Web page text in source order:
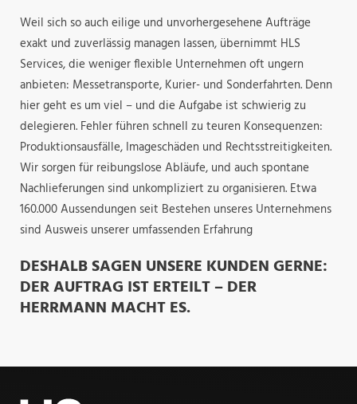
Weil sich so auch eilige und unvorhergesehene Aufträge
exakt und zuverlässig managen lassen, übernimmt HLS
Services, die weniger flexible Unternehmen oft ungern
anbieten: Messetransporte, Kurier- und Sonderfahrten. Denn
hier geht es um viel – und die Aufgabe ist schwierig zu
delegieren. Fehler führen schnell zu teuren Konsequenzen:
Produktionsausfälle, Imageschäden und Rechtsstreitigkeiten.
Wir sorgen für reibungslose Abläufe, und auch spontane
Nachlieferungen sind unkompliziert zu organisieren. Etwa
160.000 Aussendungen seit Bestehen unseres Unternehmens
sind Ausweis unserer umfassenden Erfahrung
DESHALB SAGEN UNSERE KUNDEN GERNE:
DER AUFTRAG IST ERTEILT – DER
HERRMANN MACHT ES.